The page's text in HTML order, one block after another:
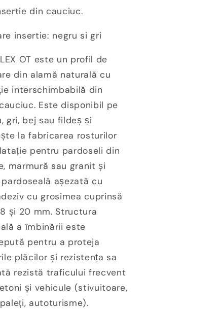
din cauciuc.
insertie: negru si gri
OT este un profil de
din alamă naturală cu
interschimbabilă din
Este disponibil pe
gri, bej sau fildeș și
la fabricarea rosturilor
pentru pardoseli din
marmură sau granit și
așezată cu
cu grosimea cuprinsă
și 20 mm. Structura
a îmbinării este
pentru a proteja
plăcilor și rezistența sa
rezistă traficului frecvent
și vehicule (stivuitoare,
autoturisme).